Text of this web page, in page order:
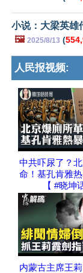
小说：大梁英雄
🖼️ 2025/8/13 (
人民报视频:
中共吓尿了？
命！基孔肯雅热
【 #晓坤
内蒙古主席王